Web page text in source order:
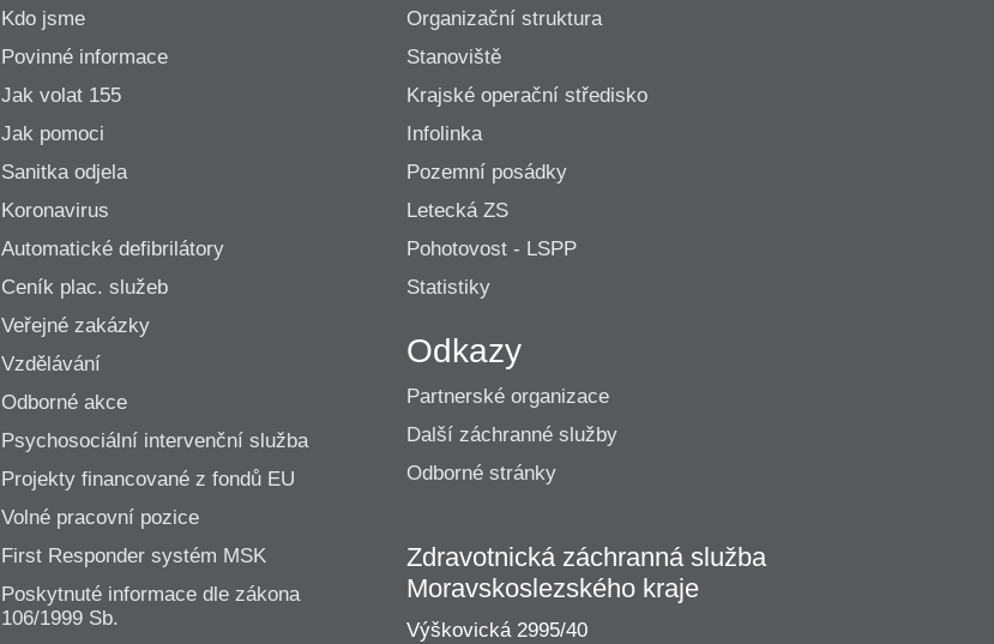
Kdo jsme
Povinné informace
Jak volat 155
Jak pomoci
Sanitka odjela
Koronavirus
Automatické defibrilátory
Ceník plac. služeb
Veřejné zakázky
Vzdělávání
Odborné akce
Psychosociální intervenční služba
Projekty financované z fondů EU
Volné pracovní pozice
First Responder systém MSK
Poskytnuté informace dle zákona
106/1999 Sb.
Organizační struktura
Stanoviště
Krajské operační středisko
Infolinka
Pozemní posádky
Letecká ZS
Pohotovost - LSPP
Statistiky
Odkazy
Partnerské organizace
Další záchranné služby
Odborné stránky
Zdravotnická záchranná služba
Moravskoslezského kraje
Výškovická 2995/40